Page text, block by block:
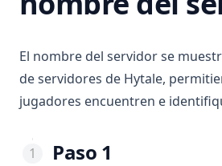
El nombre del servidor se
de servidores de Hytale,
jugadores encuentren e
Paso 1